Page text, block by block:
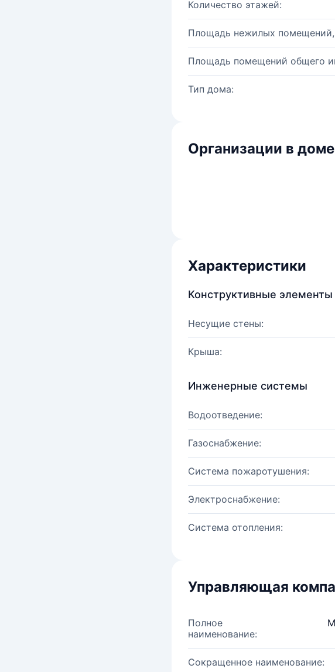
Количество этажей:
Площадь нежилых помещений,
Площадь помещений общего
Тип дома:
Организации в доме
Характеристики
Конструктивные элементы
Несущие стены:
Крыша:
Инженерные системы
Водоотведение:
Газоснабжение:
Система пожаротушения:
Электроснабжение:
Система отопления:
Управляющая
Полное
наименование:
Сокращенное наименование: